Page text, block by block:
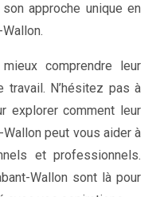
approche unique en
comprendre leur
N’hésitez pas à
explorer comment leur
peut vous aider à
et professionnels.
Wallon sont là pour